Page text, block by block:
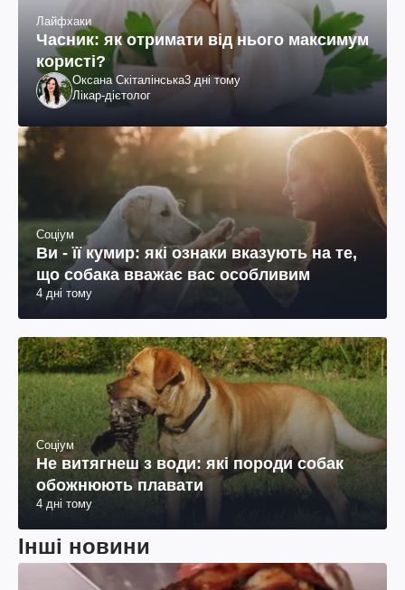
Лайфхаки
Часник: як отримати від нього максимум
користі?
Оксана Скіталінська3 дні тому
Лікар-дієтолог
Соціум
Ви - її кумир: які ознаки вказують на те,
що собака вважає вас особливим
4 дні тому
Соціум
Не витягнеш з води: які породи собак
обожнюють плавати
4 дні тому
Інші новини